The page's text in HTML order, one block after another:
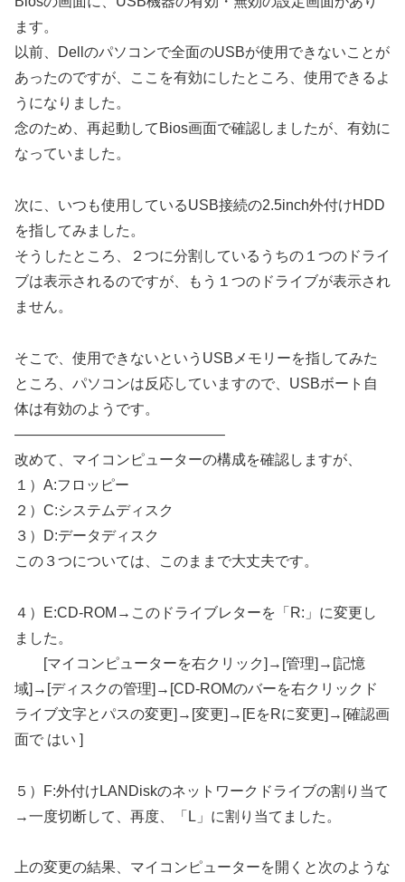
ます。
以前、Dellのパソコンで全面のUSBが使用できないことが
あったのですが、ここを有効にしたところ、使用できるよ
うになりました。
念のため、再起動してBios画面で確認しましたが、有効に
なっていました。
次に、いつも使用しているUSB接続の2.5inch外付けHDD
を指してみました。
そうしたところ、２つに分割しているうちの１つのドライ
ブは表示されるのですが、もう１つのドライブが表示され
ません。
そこで、使用できないというUSBメモリーを指してみた
ところ、パソコンは反応していますので、USBボート自
体は有効のようです。
——————————————–
改めて、マイコンピューターの構成を確認しますが、
１）A:フロッピー
２）C:システムディスク
３）D:データディスク
この３つについては、このままで大丈夫です。
４）E:CD-ROM→このドライブレターを「R:」に変更し
ました。
[マイコンピューターを右クリック]→[管理]→[記憶
域]→[ディスクの管理]→[CD-ROMのバーを右クリックド
ライブ文字とパスの変更]→[変更]→[EをRに変更]→[確認画
面で はい ]
５）F:外付けLANDiskのネットワークドライブの割り当て
→一度切断して、再度、「L」に割り当てました。
上の変更の結果、マイコンピューターを開くと次のような